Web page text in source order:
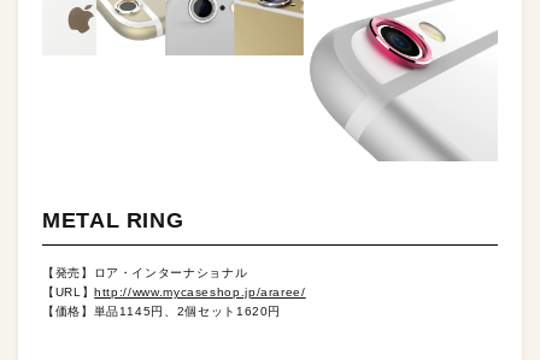
METAL RING
【発売】ロア・インターナショナル
【URL】http://www.mycaseshop.jp/araree/
【価格】単品1145円、2個セット1620円